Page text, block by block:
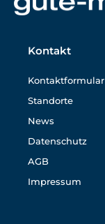
Kontakt
Kontaktformular
Standorte
News
Datenschutz
AGB
Impressum